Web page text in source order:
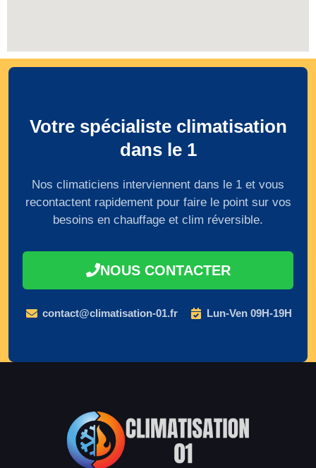
Votre spécialiste climatisation
dans le 1
Nos climaticiens interviennent dans le 1 et vous
recontactent rapidement pour faire le point sur vos
besoins en chauffage et clim réversible.
NOUS CONTACTER
contact@climatisation-01.fr Lun-Ven 09H-19H